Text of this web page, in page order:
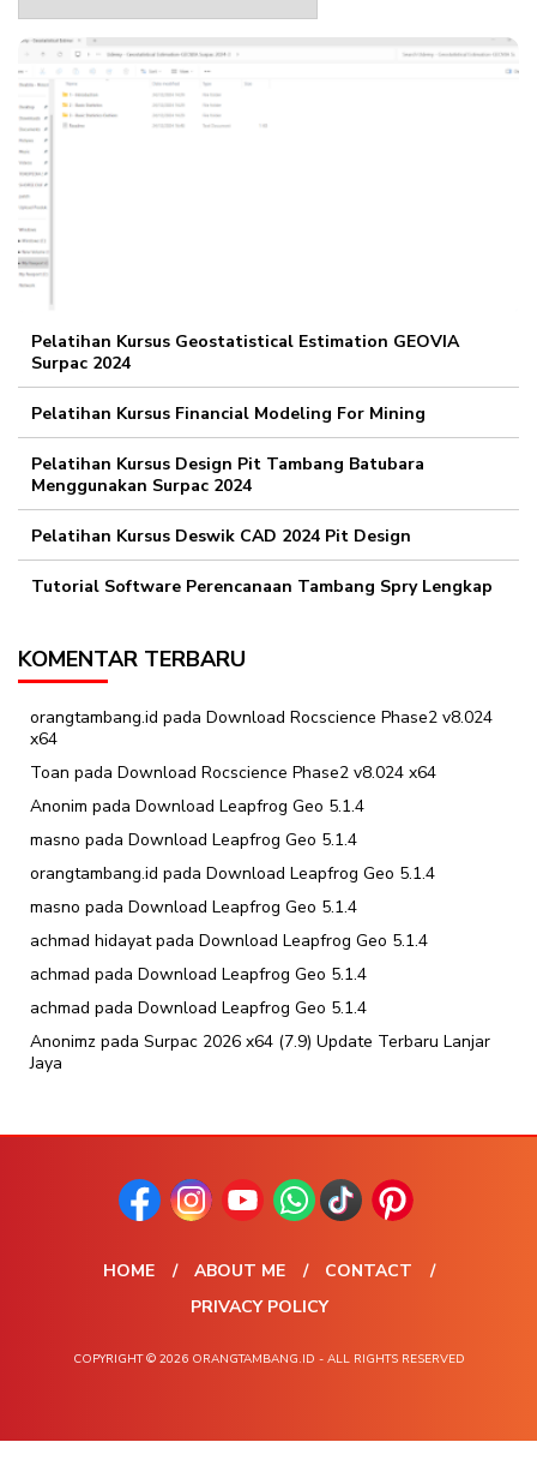
Pelatihan Kursus Geostatistical Estimation GEOVIA
Surpac 2024
Pelatihan Kursus Financial Modeling For Mining
Pelatihan Kursus Design Pit Tambang Batubara
Menggunakan Surpac 2024
Pelatihan Kursus Deswik CAD 2024 Pit Design
Tutorial Software Perencanaan Tambang Spry Lengkap
KOMENTAR TERBARU
orangtambang.id pada Download Rocscience Phase2 v8.024
x64
Toan pada Download Rocscience Phase2 v8.024 x64
Anonim pada Download Leapfrog Geo 5.1.4
masno pada Download Leapfrog Geo 5.1.4
orangtambang.id pada Download Leapfrog Geo 5.1.4
masno pada Download Leapfrog Geo 5.1.4
achmad hidayatpada Download Leapfrog Geo 5.1.4
achmad pada Download Leapfrog Geo 5.1.4
achmad pada Download Leapfrog Geo 5.1.4
Anonimz pada Surpac 2026 x64 (7.9) Update Terbaru Lanjar
Jaya
HOME ABOUT ME
CONTACT
PRIVACY POLICY
COPYRIGHT © 2026 ORANGTAMBANG.ID - ALL RIGHTS RESERVED